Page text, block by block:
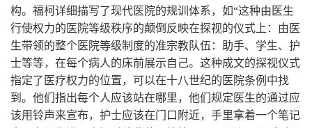
构。福柯详细描写了现代医院的规训体系，如“这种由医生
行使权力的医院等级秩序的颠倒反映在探视的仪式上：由医
生带领的整个医院等级制度的准宗教队伍：助手、学生、护
士等等，在每个病人的床前展示自己。这种成文的探视仪式
指定了医疗权力的位置，可以在十八世纪的医院条例中找
到。他们指出每个人应该站在哪里，他们规定医生的通过应
该用铃声来宣布，护士应该在门口附近，手里拿着一个笔记